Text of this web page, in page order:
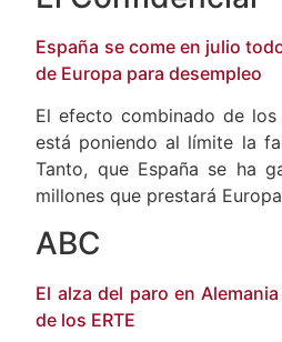
El Confidencial
España se come en julio
El efecto combinado de los
está poniendo al límite la
Tanto, que España se ha
ABC
El alza del paro en